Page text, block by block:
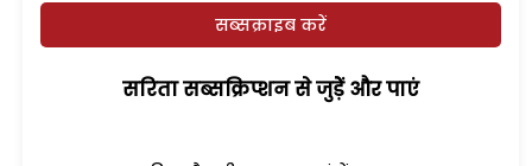
सब्सक्राइब करें
सरिता सब्सक्रिप्शन से जुड़ेें और पाएं